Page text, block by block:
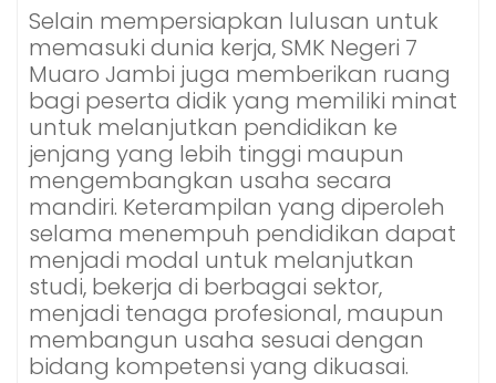
Selain mempersiapkan lulusan untuk
memasuki dunia kerja, SMK Negeri 7
Muaro Jambi juga memberikan ruang
bagi peserta didik yang memiliki minat
untuk melanjutkan pendidikan ke
jenjang yang lebih tinggi maupun
mengembangkan usaha secara
mandiri. Keterampilan yang diperoleh
selama menempuh pendidikan dapat
menjadi modal untuk melanjutkan
studi, bekerja di berbagai sektor,
menjadi tenaga profesional, maupun
membangun usaha sesuai dengan
bidang kompetensi yang dikuasai.